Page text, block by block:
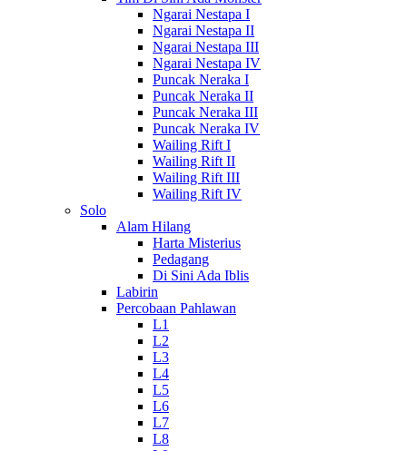
Ngarai Nestapa I
Ngarai Nestapa II
Ngarai Nestapa III
Ngarai Nestapa IV
Puncak Neraka I
Puncak Neraka II
Puncak Neraka III
Puncak Neraka IV
Wailing Rift I
Wailing Rift II
Wailing Rift III
Wailing Rift IV
Solo
Alam Hilang
Harta Misterius
Pedagang
Di Sini Ada Iblis
Labirin
Percobaan Pahlawan
L1
L2
L3
L4
L5
L6
L7
L8